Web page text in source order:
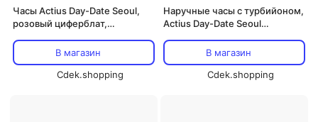
Часы Actius Day-Date Seoul,
розовый циферблат,
В магазин
Cdek.shopping
Наручные часы с турбийоном,
Actius Day-Date Seoul
В магазин
Cdek.shopping